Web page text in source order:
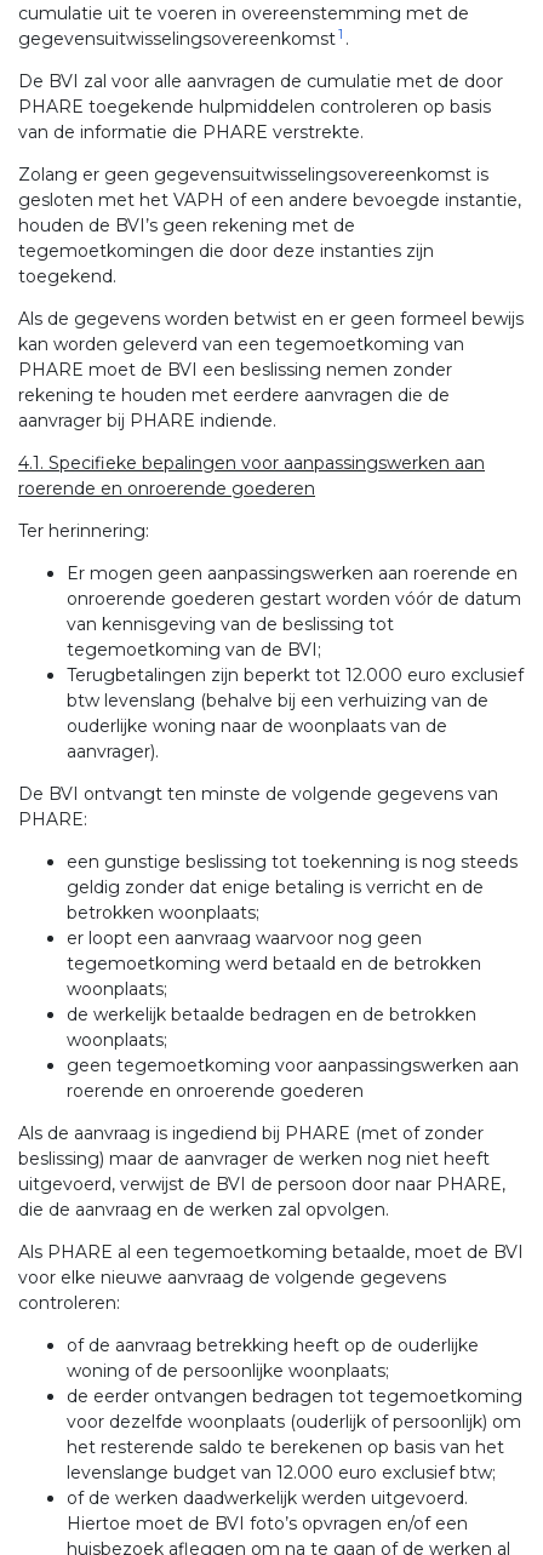
cumulatie uit te voeren in overeenstemming met de
gegevensuitwisselingsovereenkomst1 .
De BVI zal voor alle aanvragen de cumulatie met de door
PHARE toegekende hulpmiddelen controleren op basis
van de informatie die PHARE verstrekte.
Zolang er geen gegevensuitwisselingsovereenkomst is
gesloten met het VAPH of een andere bevoegde instantie,
houden de BVI’s geen rekening met de
tegemoetkomingen die door deze instanties zijn
toegekend.
Als de gegevens worden betwist en er geen formeel bewijs
kan worden geleverd van een tegemoetkoming van
PHARE moet de BVI een beslissing nemen zonder
rekening te houden met eerdere aanvragen die de
aanvrager bij PHARE indiende.
4.1. Specifieke bepalingen voor aanpassingswerken aan
roerende en onroerende goederen
Ter herinnering:
Er mogen geen aanpassingswerken aan roerende en
onroerende goederen gestart worden vóór de datum
van kennisgeving van de beslissing tot
tegemoetkoming van de BVI;
Terugbetalingen zijn beperkt tot 12.000 euro exclusief
btw levenslang (behalve bij een verhuizing van de
ouderlijke woning naar de woonplaats van de
aanvrager).
De BVI ontvangt ten minste de volgende gegevens van
PHARE:
een gunstige beslissing tot toekenning is nog steeds
geldig zonder dat enige betaling is verricht en de
betrokken woonplaats;
er loopt een aanvraag waarvoor nog geen
tegemoetkoming werd betaald en de betrokken
woonplaats;
de werkelijk betaalde bedragen en de betrokken
woonplaats;
geen tegemoetkoming voor aanpassingswerken aan
roerende en onroerende goederen
Als de aanvraag is ingediend bij PHARE (met of zonder
beslissing) maar de aanvrager de werken nog niet heeft
uitgevoerd, verwijst de BVI de persoon door naar PHARE,
die de aanvraag en de werken zal opvolgen.
Als PHARE al een tegemoetkoming betaalde, moet de BVI
voor elke nieuwe aanvraag de volgende gegevens
controleren:
of de aanvraag betrekking heeft op de ouderlijke
woning of de persoonlijke woonplaats;
de eerder ontvangen bedragen tot tegemoetkoming
voor dezelfde woonplaats (ouderlijk of persoonlijk) om
het resterende saldo te berekenen op basis van het
levenslange budget van 12.000 euro exclusief btw;
of de werken daadwerkelijk werden uitgevoerd.
Hiertoe moet de BVI foto’s opvragen en/of een
huisbezoek afleggen om na te gaan of de werken al